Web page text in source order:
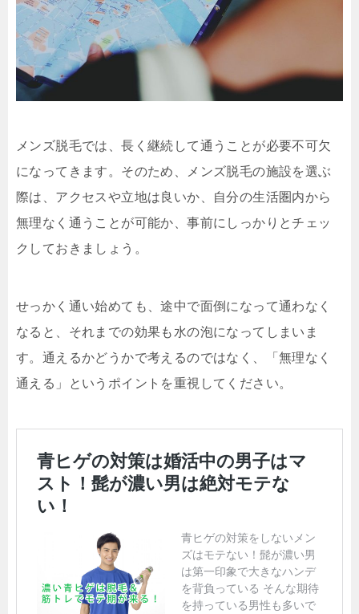
メンズ脱毛では、長く継続して通うことが必要不可欠
になってきます。そのため、メンズ脱毛の施設を選ぶ
際は、アクセスや立地は良いか、自分の生活圏内から
無理なく通うことが可能か、事前にしっかりとチェッ
クしておきましょう。
せっかく通い始めても、途中で面倒になって通わなく
なると、それまでの効果も水の泡になってしまいま
す。通えるかどうかで考えるのではなく、「無理なく
通える」というポイントを重視してください。